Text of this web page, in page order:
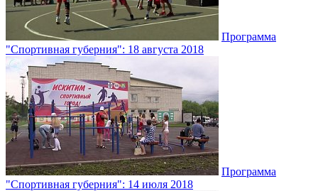
Программа
"Спортивная губерния": 18 августа 2018
Программа
"Спортивная губерния": 14 июля 2018